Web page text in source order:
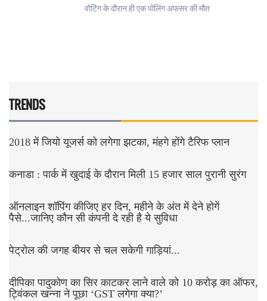
वोटिंग के दौरान ही एक पोलिंग अफसर की मौत
TRENDS
2018 में जियो यूजर्स को लगेगा झटका, मंहगे होंगे टैरिफ प्लान
कनाडा : पार्क में खुदाई के दौरान मिली 15 हजार साल पुरानी सुरंग
ऑनलाइन शॉपिंग कीजिए हर दिन, महीने के अंत में देने होगें
पैसे...जानिए कौन सी कंपनी दे रही है ये सुविधा
पेट्रोल की जगह बीयर से चल सकेगी गाड़ियां...
दीपिका पादुकोण का सिर काटकर लाने वाले को 10 करोड़ का ऑफर,
ट्विंकल खन्ना ने पूछा ‘GST लगेगा क्या?’